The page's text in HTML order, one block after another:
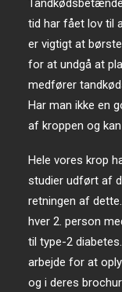
tid har fået lov til
er vigtigt at
for at undgå at
medfører
Har man ikke en
af kroppen og
Hele vores krop
studier udført af
retningen af
hver 2. person
til type-2
arbejde for at
og i deres